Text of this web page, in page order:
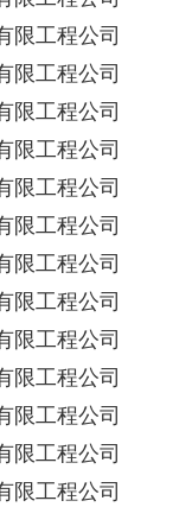
限工程公司
限工程公司
限工程公司
限工程公司
限工程公司
限工程公司
限工程公司
限工程公司
限工程公司
限工程公司
限工程公司
限工程公司
限工程公司